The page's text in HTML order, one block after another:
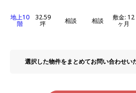
地上10
階
32.59
坪 相談 相談 敷金: 12
ヶ月
選択した物件をまとめてお問い合わせい